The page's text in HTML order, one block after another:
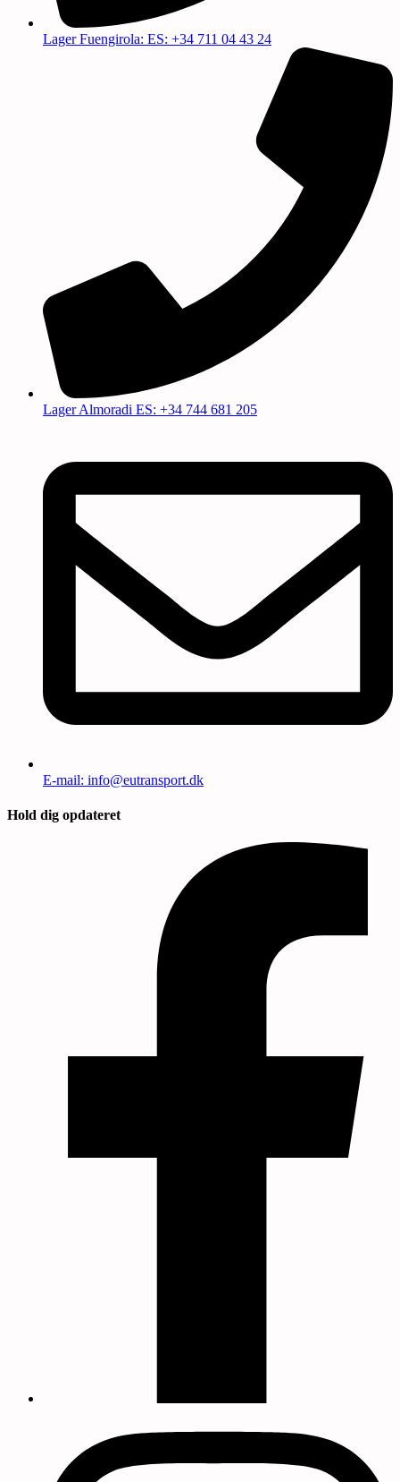
Lager Fuengirola: ES: +34 711 04 43 24
Lager Almoradi ES: +34 744 681 205
E-mail: info@eutransport.dk
Hold dig opdateret